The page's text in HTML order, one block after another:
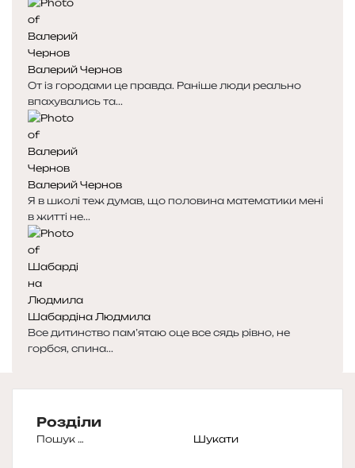
Валерий Чернов
От із городами це правда. Раніше люди реально
впахувались та...
Валерий Чернов
Я в школі теж думав, що половина математики мені
в житті не...
Шабардіна Людмила
Все дитинство пам’ятаю оце все сядь рівно, не
горбся, спина...
Розділи
Пошук: